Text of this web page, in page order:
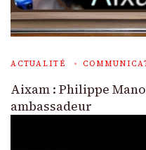
ACTUALITÉ
Aixam : Philippe
ambassadeur